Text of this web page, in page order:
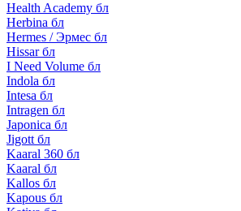
Health Academy бл
Herbina бл
Hermes / Эрмес бл
Hissar бл
I Need Volume бл
Indola бл
Intesa бл
Intragen бл
Japonica бл
Jigott бл
Kaaral 360 бл
Kaaral бл
Kallos бл
Kapous бл